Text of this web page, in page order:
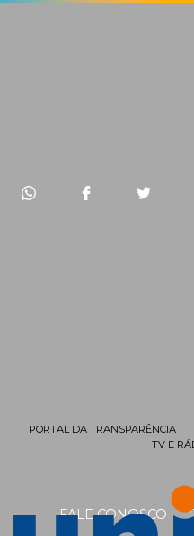
FALE CONOSCO
PORTAL DA TRANSPARÊNCIA
TV E